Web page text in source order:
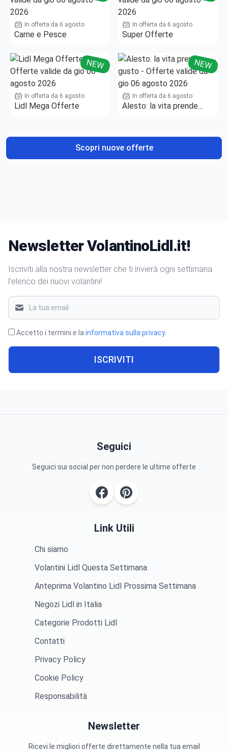
In offerta da 6 agosto
Carne e Pesce
In offerta da 6 agosto
Super Offerte
NEW
In offerta da 6 agosto
Lidl Mega Offerte
NEW
In offerta da 6 agosto
Alesto: la vita prende
Scopri nuove offerte
Newsletter VolantinoLidl.it!
Iscriviti alla nostra newsletter che ti invierà ogni settimana
l'elenco dei nuovi volantini!
Accetto i termini e la informativa sulla privacy.
ISCRIVITI
Seguici
Seguici sui social per non perdere le ultime offerte
Link Utili
Chi siamo
Volantini Lidl Questa Settimana
Anteprima Volantino Lidl Prossima Settimana
Negozi Lidl in Italia
Categorie Prodotti Lidl
Contatti
Privacy Policy
Cookie Policy
Responsabilità
Newsletter
Ricevi le migliori offerte direttamente nella tua email